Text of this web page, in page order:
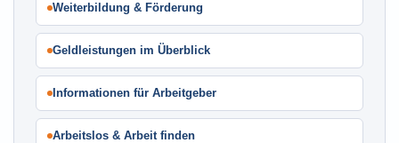
Weiterbildung & Förderung
Geldleistungen im Überblick
Informationen für Arbeitgeber
Arbeitslos & Arbeit finden